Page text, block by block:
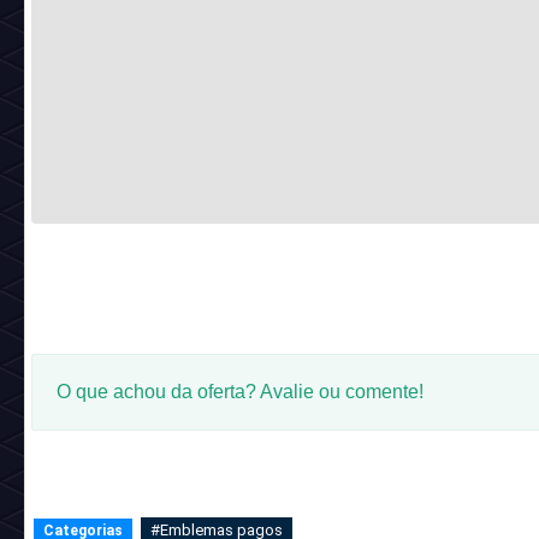
O que achou da oferta? Avalie ou comente!
Categorias #Emblemas pagos